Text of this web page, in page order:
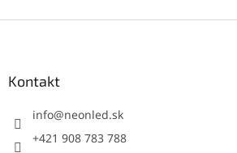
l
Kontakt
info@neonled.sk
+421 908 783 788